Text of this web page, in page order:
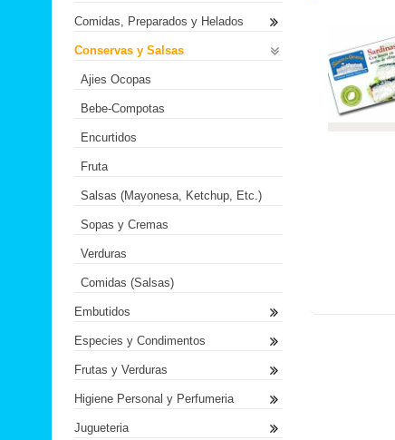
Comidas, Preparados y Helados
Conservas y Salsas
Ajies Ocopas
Bebe-Compotas
Encurtidos
Fruta
Salsas (Mayonesa, Ketchup, Etc.)
Sopas y Cremas
Verduras
Comidas (Salsas)
Embutidos
Especies y Condimentos
Frutas y Verduras
Higiene Personal y Perfumeria
Jugueteria